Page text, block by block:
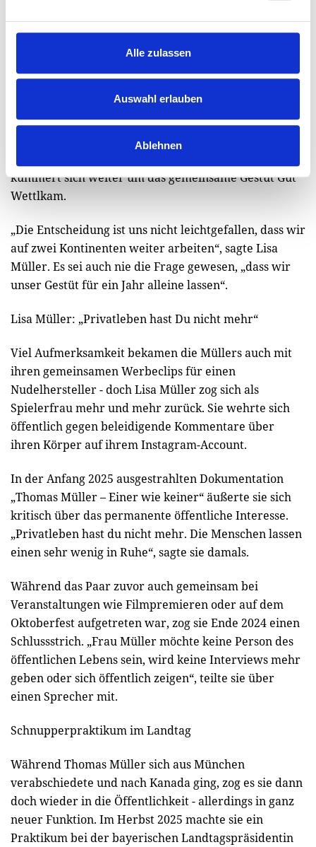
Alle zulassen
Auswahl erlauben
Ablehnen
Lisa Müller ging nicht mit nach Vancouver
Kontinenten angesprochen worden. Der 131-malige
Nationalspieler steht seit dem vergangenen Sommer
bei den Vancouver Whitecaps in der
nordamerikanischen Profiliga MLS unter Vertrag.
kümmert sich weiter um das gemeinsame Gestüt Gut
Wettlkam.
„Die Entscheidung ist uns nicht leichtgefallen, dass wir
auf zwei Kontinenten weiter arbeiten“, sagte Lisa
Müller. Es sei auch nie die Frage gewesen, „dass wir
unser Gestüt für ein Jahr alleine lassen“.
Lisa Müller: „Privatleben hast Du nicht mehr“
Viel Aufmerksamkeit bekamen die Müllers auch mit
ihren gemeinsamen Werbeclips für einen
Nudelhersteller - doch Lisa Müller zog sich als
Spielerfrau mehr und mehr zurück. Sie wehrte sich
öffentlich gegen beleidigende Kommentare über
ihren Körper auf ihrem Instagram-Account.
In der Anfang 2025 ausgestrahlten Dokumentation
„Thomas Müller – Einer wie keiner“ äußerte sie sich
kritisch über das permanente öffentliche Interesse.
„Privatleben hast du nicht mehr. Die Menschen lassen
einen sehr wenig in Ruhe“, sagte sie damals.
Während das Paar zuvor auch gemeinsam bei
Veranstaltungen wie Filmpremieren oder auf dem
Oktoberfest aufgetreten war, zog sie Ende 2024 einen
Schlussstrich. „Frau Müller möchte keine Person des
öffentlichen Lebens sein, wird keine Interviews mehr
geben oder sich öffentlich zeigen“, teilte sie über
einen Sprecher mit.
Schnupperpraktikum im Landtag
Während Thomas Müller sich aus München
verabschiedete und nach Kanada ging, zog es sie dann
doch wieder in die Öffentlichkeit - allerdings in ganz
neuer Funktion. Im Herbst 2025 machte sie ein
Praktikum bei der bayerischen Landtagspräsidentin